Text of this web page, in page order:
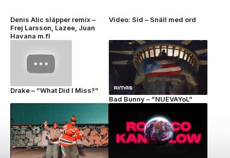
Denis Alic släpper remix –
Frej Larsson, Lazee, Juan
Havana m.fl
Video: Sid – Snäll med ord
Drake – ”What Did I Miss?”
Bad Bunny – ”NUEVAYoL”